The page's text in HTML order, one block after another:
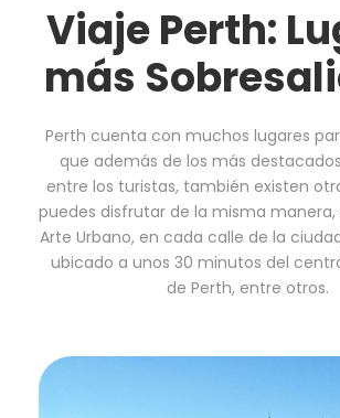
Viaje Perth:
más
Perth cuenta con muchos lugares
que además de los más
entre los turistas, también existen
puedes disfrutar de la misma manera,
Arte Urbano, en cada calle de la
ubicado a unos 30 minutos del
de Perth, entre otros.